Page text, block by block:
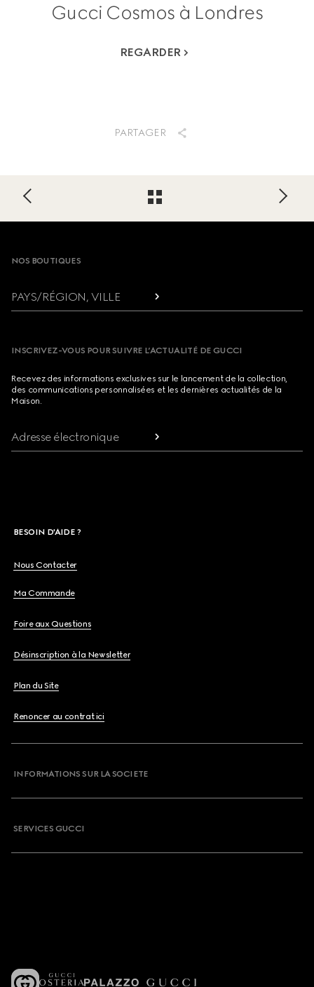
Gucci Cosmos à Londres
REGARDER
PARTAGER
Footer
NOS BOUTIQUES
PAYS/RÉGION, VILLE
INSCRIVEZ-VOUS POUR SUIVRE L’ACTUALITÉ DE GUCCI
Recevez des informations exclusives sur le lancement de la collection,
des communications personnalisées et les dernières actualités de la
Maison.
Adresse électronique
BESOIN D'AIDE ?
Nous Contacter
Ma Commande
Foire aux Questions
Désinscription à la Newsletter
Plan du Site
Renoncer au contrat ici
INFORMATIONS SUR LA SOCIETE
SERVICES GUCCI